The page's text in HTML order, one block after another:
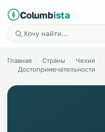
Columbista
Главная Страны Чехия
Достопримечательности